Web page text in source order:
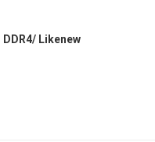
Likenew